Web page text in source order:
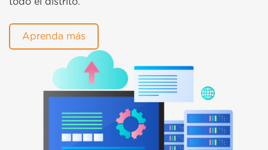
todo el distrito.
Aprenda más